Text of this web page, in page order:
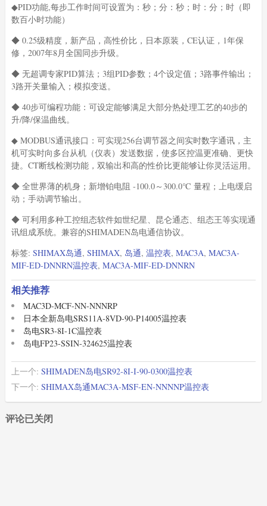
◆PID功能,每步工作时间可设置为：秒；分：秒；时：分；时（即
数百小时功能）
◆ 0.25级精度，新产品，高性价比，日本原装，CE认证，1年保
修，2007年8月全国同步升级。
◆ 无超调专家PID算法；3组PID参数；4个设定值；3路事件输出；
3路开关量输入；模拟变送。
◆ 40步可编程功能：可设定能够满足大部分热处理工艺的40步的
升/降/保温曲线。
◆ MODBUS通讯接口：可实现256台调节器之间实时数字通讯，主
机可实时向多台从机（仪表）发送数据，使多区控温更准确、更快
捷。CT断线检测功能，双输出和高的性价比更能够让你灵活运用。
◆ 全世界薄的机身；新增铂电阻 -100.0～300.0℃ 量程；上电缓启
动；手动调节输出。
◆ 可利用多种工控组态软件如世纪星、昆仑通态、组态王等实现通
讯组成系统。兼容的SHIMADEN岛电通信协议。
标签: SHIMAX岛通, SHIMAX, 岛通, 温控表, MAC3A, MAC3A-
MIF-ED-DNNRN温控表, MAC3A-MIF-ED-DNNRN
相关推荐
MAC3D-MCF-NN-NNNRP
日本全新岛电SRS11A-8VD-90-P14005温控表
岛电SR3-8I-1C温控表
岛电FP23-SSIN-324625温控表
上一个: SHIMADEN岛电SR92-8I-I-90-0300温控表
下一个: SHIMAX岛通MAC3A-MSF-EN-NNNNP温控表
评论已关闭